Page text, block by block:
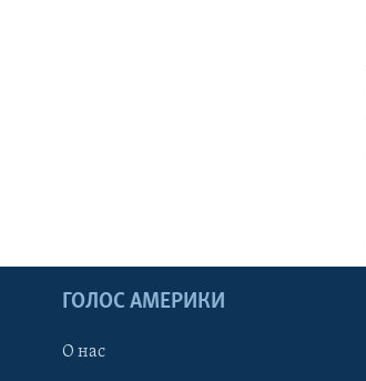
ГОЛОС АМЕРИКИ
О нас